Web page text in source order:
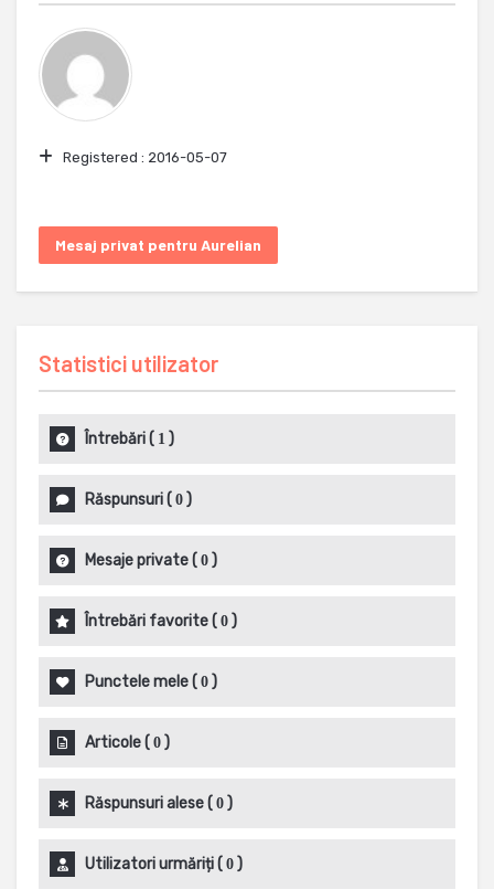
Registered : 2016-05-07
Mesaj privat pentru Aurelian
Statistici utilizator
Întrebări( 1 )
Răspunsuri( 0 )
Mesaje private( 0 )
Întrebări favorite( 0 )
Punctele mele( 0 )
Articole( 0 )
Răspunsuri alese( 0 )
Utilizatori urmăriți( 0 )